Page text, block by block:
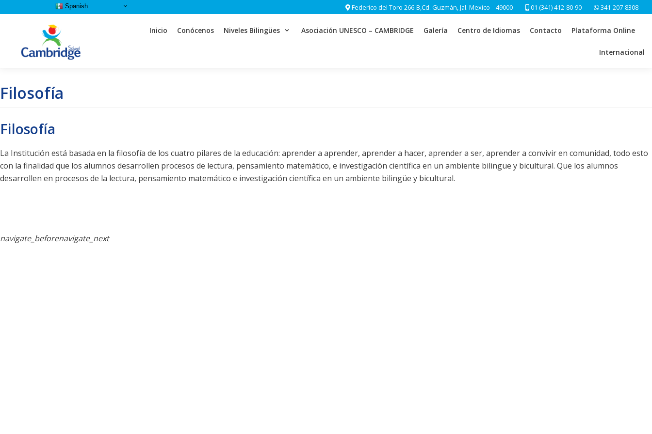
contenido
Federico del Toro 266-B,Cd. Guzmán, Jal. Mexico – 49000 01 (341) 412-80-90 341-207-8308
Inicio Conócenos Niveles Bilingües Asociación UNESCO – CAMBRIDGE Galería Centro de Idiomas Contacto Plataforma Online
Internacional
Filosofía
Filosofía
La Institución está basada en la filosofía de los cuatro pilares de la educación: aprender a aprender, aprender a hacer, aprender a ser, aprender a convivir en comunidad, todo esto
con la finalidad que los alumnos desarrollen procesos de lectura, pensamiento matemático, e investigación científica en un ambiente bilingüe y bicultural. Que los alumnos
desarrollen en procesos de la lectura, pensamiento matemático e investigación científica en un ambiente bilingüe y bicultural.
navigate_beforenavigate_next
Spanish